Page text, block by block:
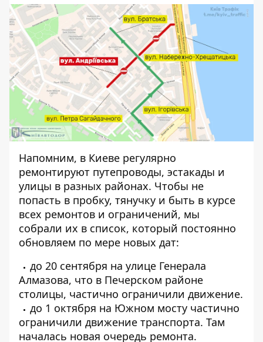
Напомним, в Киеве регулярно
ремонтируют путепроводы, эстакады и
улицы в разных районах. Чтобы не
попасть в пробку, тянучку и быть в курсе
всех ремонтов и ограничений, мы
собрали их в список, который постоянно
обновляем по мере новых дат:
до 20 сентября на улице Генерала
Алмазова, что в Печерском районе
столицы, частично ограничили движение.
до 1 октября на Южном мосту частично
ограничили движение транспорта. Там
началась новая очередь ремонта.